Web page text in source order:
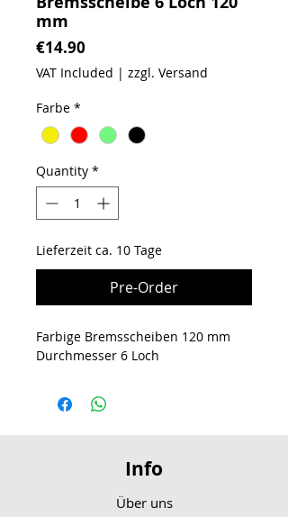
mm
€14.90
VAT Included | zzgl. Versand
Farbe *
Quantity *
Lieferzeit ca. 10 Tage
Pre-Order
Farbige Bremsscheiben 120 mm
Durchmesser 6 Loch
Info
Über uns